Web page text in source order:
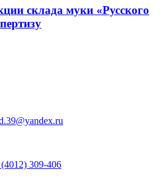
склада муки «Русского
309-406